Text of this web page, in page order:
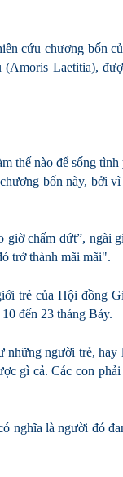
cứu chương bốn
Laetitia),
thế nào để sống tình
bốn này, bởi vì
chấm dứt”, ngài
trở thành mãi mãi".
trẻ của Hội đồng
đến 23 tháng Bảy.
người trẻ, hay
gì cả. Các con
nghĩa là người đó